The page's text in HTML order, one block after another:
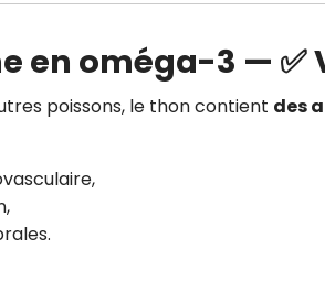
en oméga-3 — ✅
poissons, le thon contient des